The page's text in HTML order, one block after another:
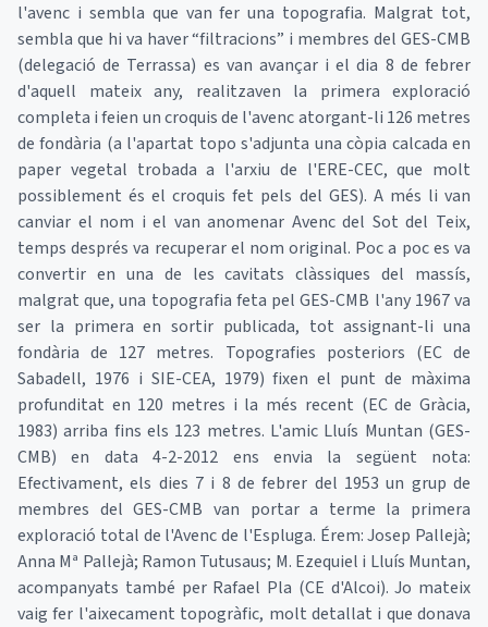
l'avenc i sembla que van fer una topografia. Malgrat tot,
sembla que hi va haver “filtracions” i membres del GES-CMB
(delegació de Terrassa) es van avançar i el dia 8 de febrer
d'aquell mateix any, realitzaven la primera exploració
completa i feien un croquis de l'avenc atorgant-li 126 metres
de fondària (a l'apartat topo s'adjunta una còpia calcada en
paper vegetal trobada a l'arxiu de l'ERE-CEC, que molt
possiblement és el croquis fet pels del GES). A més li van
canviar el nom i el van anomenar Avenc del Sot del Teix,
temps després va recuperar el nom original. Poc a poc es va
convertir en una de les cavitats clàssiques del massís,
malgrat que, una topografia feta pel GES-CMB l'any 1967 va
ser la primera en sortir publicada, tot assignant-li una
fondària de 127 metres. Topografies posteriors (EC de
Sabadell, 1976 i SIE-CEA, 1979) fixen el punt de màxima
profunditat en 120 metres i la més recent (EC de Gràcia,
1983) arriba fins els 123 metres. L'amic Lluís Muntan (GES-
CMB) en data 4-2-2012 ens envia la següent nota:
Efectivament, els dies 7 i 8 de febrer del 1953 un grup de
membres del GES-CMB van portar a terme la primera
exploració total de l'Avenc de l'Espluga. Érem: Josep Pallejà;
Anna Mª Pallejà; Ramon Tutusaus; M. Ezequiel i Lluís Muntan,
acompanyats també per Rafael Pla (CE d'Alcoi). Jo mateix
vaig fer l'aixecament topogràfic, molt detallat i que donava